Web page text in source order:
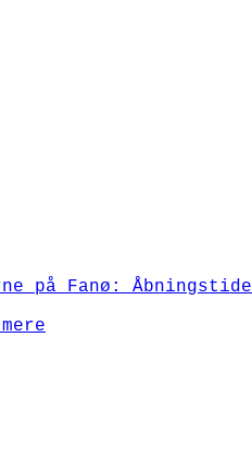
på Fanø: